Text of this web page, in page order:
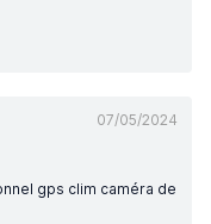
07/05/2024
gps clim caméra de